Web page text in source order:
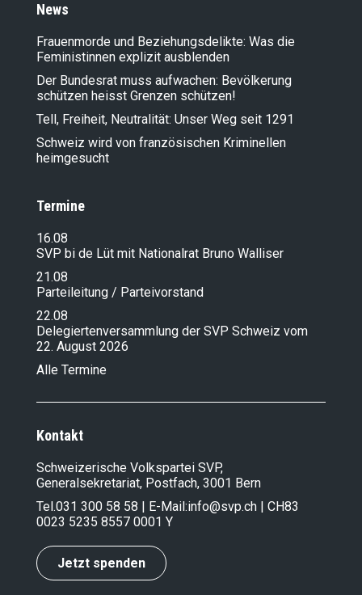
News
Frauenmorde und Beziehungsdelikte: Was die
Feministinnen explizit ausblenden
Der Bundesrat muss aufwachen: Bevölkerung
schützen heisst Grenzen schützen!
Tell, Freiheit, Neutralität: Unser Weg seit 1291
Schweiz wird von französischen Kriminellen
heimgesucht
Termine
16.08
SVP bi de Lüt mit Nationalrat Bruno Walliser
21.08
Parteileitung / Parteivorstand
22.08
Delegiertenversammlung der SVP Schweiz vom
22. August 2026
Alle Termine
Kontakt
Schweizerische Volkspartei SVP,
Generalsekretariat, Postfach, 3001 Bern
Tel.031 300 58 58 | E-Mail:info@svp.ch | CH83
0023 5235 8557 0001 Y
Jetzt spenden